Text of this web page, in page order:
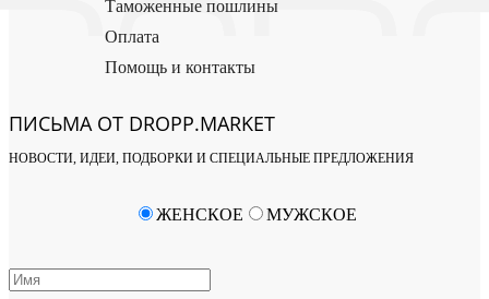
Таможенные пошлины
Оплата
Помощь и контакты
ПИСЬМА ОТ DROPP.MARKET
НОВОСТИ, ИДЕИ, ПОДБОРКИ И СПЕЦИАЛЬНЫЕ ПРЕДЛОЖЕНИЯ
ЖЕНСКОЕ МУЖСКОЕ